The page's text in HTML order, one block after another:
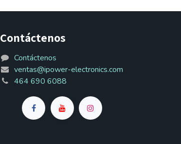
Contáctenos
Contáctenos
ventas@ipower-electronics.com
464 690 6088